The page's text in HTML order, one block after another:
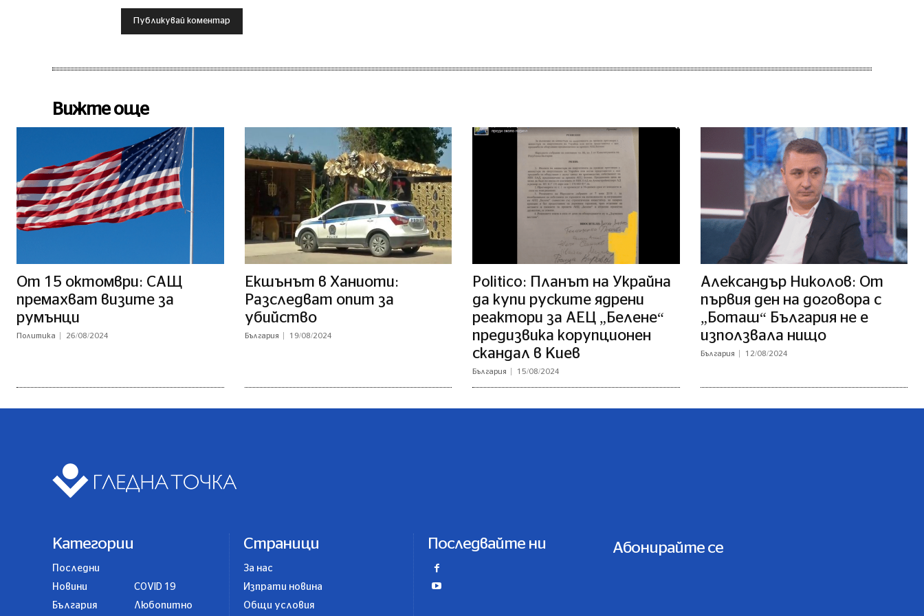
Вижте още
От 15 октомври: САЩ
премахват визите за
румънци
Политика 26/08/2024
Екшънът в Ханиоти:
Разследват опит за
убийство
България 19/08/2024
Politico: Планът на Украйна
да купи руските ядрени
реактори за АЕЦ „Белене“
предизвика корупционен
скандал в Киев
България 15/08/2024
Александър Николов: От
първия ден на договора с
„Боташ“ България не е
използвала нищо
България 12/08/2024
Категории
Последни
Новини
България
COVID 19
Любопитно
Страници
За нас
Изпрати новина
Общи условия
Последвайте ни Абонирайте се